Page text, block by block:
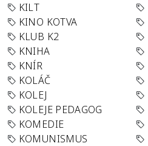
KILT
KINO KOTVA
KLUB K2
KNIHA
KNÍR
KOLÁČ
KOLEJ
KOLEJE PEDAGOG
KOMEDIE
KOMUNISMUS